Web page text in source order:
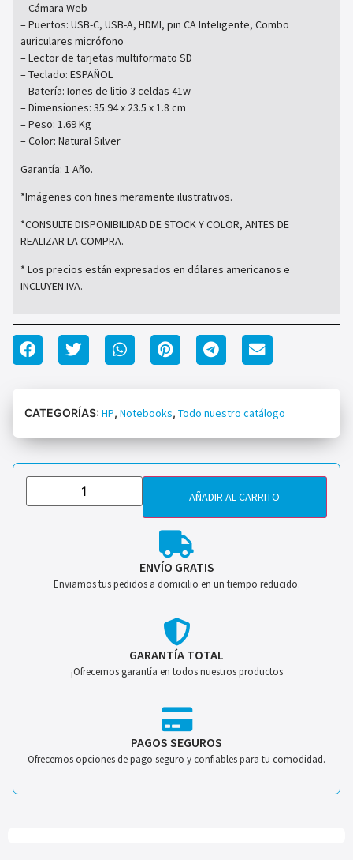
– Cámara Web
– Puertos: USB-C, USB-A, HDMI, pin CA Inteligente, Combo
auriculares micrófono
– Lector de tarjetas multiformato SD
– Teclado: ESPAÑOL
– Batería: Iones de litio 3 celdas 41w
– Dimensiones: 35.94 x 23.5 x 1.8 cm
– Peso: 1.69 Kg
– Color: Natural Silver
Garantía: 1 Año.
*Imágenes con fines meramente ilustrativos.
*CONSULTE DISPONIBILIDAD DE STOCK Y COLOR, ANTES DE
REALIZAR LA COMPRA.
* Los precios están expresados en dólares americanos e
INCLUYEN IVA.
CATEGORÍAS: HP, Notebooks, Todo nuestro catálogo
AÑADIR AL CARRITO
ENVÍO GRATIS
Enviamos tus pedidos a domicilio en un tiempo reducido.
GARANTÍA TOTAL
¡Ofrecemos garantía en todos nuestros productos
PAGOS SEGUROS
Ofrecemos opciones de pago seguro y confiables para tu comodidad.